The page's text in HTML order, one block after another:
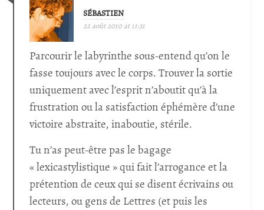
SÉBASTIEN
22 août 2010 at 11:31
Parcourir le labyrinthe sous-entend qu’on le
fasse toujours avec le corps. Trouver la sortie
uniquement avec l’esprit n’aboutit qu’à la
frustration ou la satisfaction éphémère d’une
victoire abstraite, inaboutie, stérile.
Tu n’as peut-être pas le bagage
« lexicastylistique » qui fait l’arrogance et la
prétention de ceux qui se disent écrivains ou
lecteurs, ou gens de Lettres (et puis les